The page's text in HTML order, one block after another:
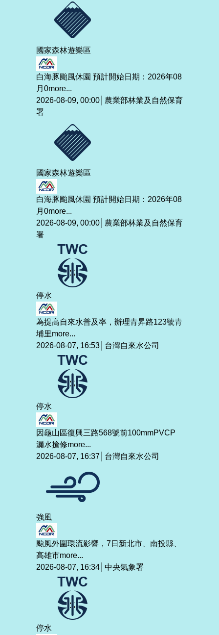
國家森林遊樂區
白海豚颱風休園 預計開始日期：2026年08
月0more...
2026-08-09, 00:00│農業部林業及自然保育
署
國家森林遊樂區
白海豚颱風休園 預計開始日期：2026年08
月0more...
2026-08-09, 00:00│農業部林業及自然保育
署
停水
為提高自來水普及率，辦理青昇路123號青
埔里more...
2026-08-07, 16:53│台灣自來水公司
停水
因龜山區復興三路568號前100mmPVCP
漏水搶修more...
2026-08-07, 16:37│台灣自來水公司
強風
颱風外圍環流影響，7日新北市、南投縣、
高雄市more...
2026-08-07, 16:34│中央氣象署
停水